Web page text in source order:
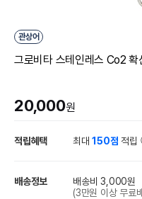
관상어
그로비타 스테인레스 Co2
20,000원
적립혜택 최대150점 적립
배송정보
배송비 3,000원
(3만원 이상 무료